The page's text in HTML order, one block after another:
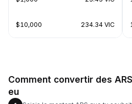
$10,000 234.34 VIC
Comment convertir des
eu